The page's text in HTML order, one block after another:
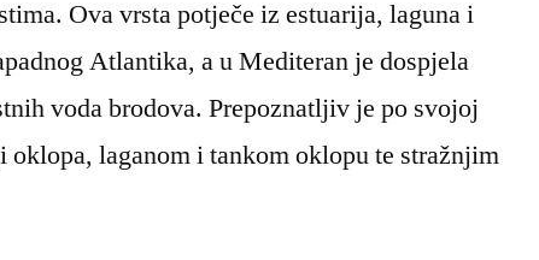
Ova vrsta potječe iz estuarija, laguna i
Atlantika, a u Mediteran je dospjela
voda brodova. Prepoznatljiv je po svojoj
laganom i tankom oklopu te stražnjim